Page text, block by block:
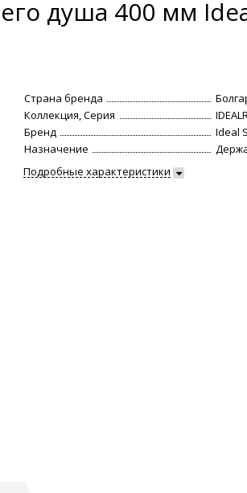
душа 400 мм
Страна бренда
Коллекция, Серия
Бренд
Ideal
Назначение
Подробные характеристики